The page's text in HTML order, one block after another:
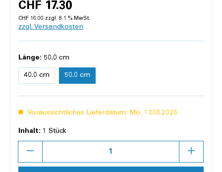
CHF 17.30
CHF 16.00 zzgl. 8.1 % MwSt.
zzgl. Versandkosten
Länge: 50.0 cm
40.0 cm 50.0 cm
Voraussichtliches Lieferdatum: Mo, 17.08.2026
Inhalt: 1 Stück